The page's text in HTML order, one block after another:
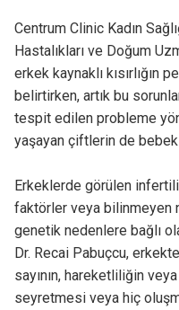
Centrum Clinic Kadın
Hastalıkları ve Doğum
erkek kaynaklı kısırlığın
belirtirken, artık bu
tespit edilen probleme
yaşayan çiftlerin de
Erkeklerde görülen
faktörler veya bilinmeyen
genetik nedenlere bağlı
Dr. Recai Pabuçcu,
sayının, hareketliliğin
seyretmesi veya hiç